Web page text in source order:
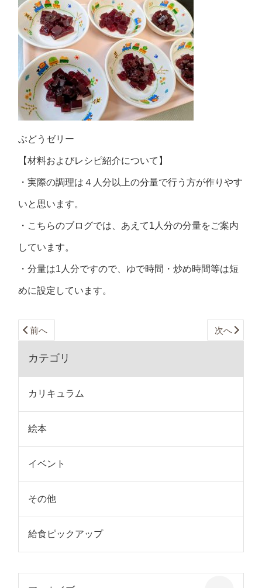
ぶどうゼリー
【材料およびレシピ紹介について】
・実際の調理は４人分以上の分量で行う方が作りやす
いと思います。
・こちらのブログでは、あえて1人分の分量をご案内
しています。
・分量は1人分ですので、ゆで時間・炒め時間等は短
めに設定しています。
前へ 次へ
カテゴリ
カリキュラム
絵本
イベント
その他
給食ピックアップ